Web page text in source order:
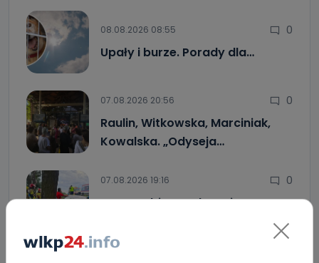
08.08.2026 08:55 0
Upały i burze. Porady dla…
07.08.2026 20:56 0
Raulin, Witkowska, Marciniak,
Kowalska. „Odyseja…
07.08.2026 19:16 0
Auto rozbite na drzewie.